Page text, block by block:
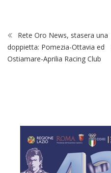
Rete Oro News, stasera una
doppietta: Pomezia-Ottavia ed
Ostiamare-Aprilia Racing Club